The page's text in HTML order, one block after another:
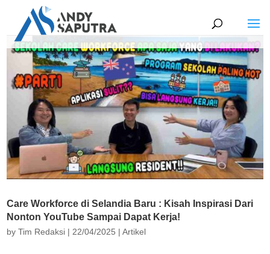
Care Workforce di Selandia Baru : Kisah Inspirasi Dari
Nonton YouTube Sampai Dapat Kerja!
byTim Redaksi |22/04/2025 |Artikel